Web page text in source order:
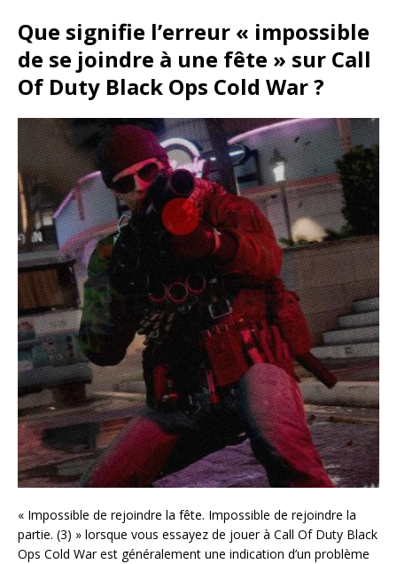
Que signifie l’erreur « impossible
de se joindre à une fête » sur Call
Of Duty Black Ops Cold War ?
« Impossible de rejoindre la fête. Impossible de rejoindre la
partie. (3) » lorsque vous essayez de jouer à Call Of Duty Black
Ops Cold War est généralement une indication d’un problème